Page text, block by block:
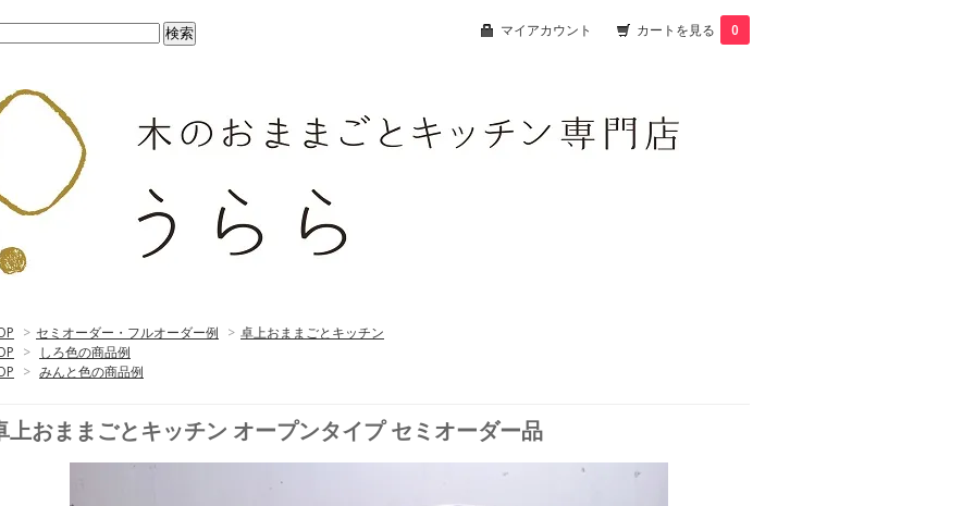
マイアカウント カートを見る 0
> セミオーダー・フルオーダー例 > 卓上おままごとキッチン
> しろ色の商品例
> みんと色の商品例
上おままごとキッチン オープンタイプ セミオーダー品